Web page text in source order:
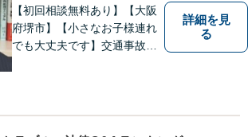
【初回相談無料あり】【大阪
府堺市】【小さなお子様連れ
でも大丈夫です】交通事故、
詳細を見
る